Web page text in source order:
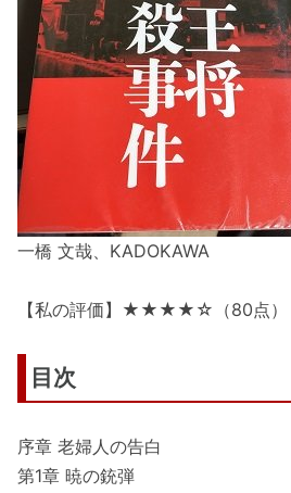
一橋 文哉、KADOKAWA
【私の評価】★★★★☆（80点）
目次
序章 老婦人の告白
第1章 暁の銃弾